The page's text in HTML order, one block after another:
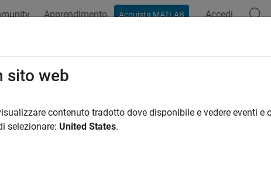
Apprendimento Acquista MATLAB Accedi
sito web
contenuto tradotto dove disponibile e vedere eventi e
selezionare: United States.